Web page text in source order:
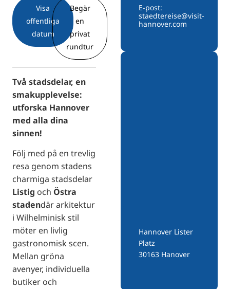
Visa
offentliga
datum
Begär
en
privat
rundtur
Två stadsdelar, en
smakupplevelse:
utforska Hannover
med alla dina
sinnen!
Följ med på en trevlig
resa genom stadens
charmiga stadsdelar
Listig och Östra
stadendär arkitektur
i Wilhelminisk stil
möter en livlig
gastronomisk scen.
Mellan gröna
avenyer, individuella
butiker och
E-post:
staedtereise@visit-
hannover.com
Hannover Lister
Platz
30163 Hanover